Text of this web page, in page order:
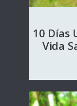
10 Días
Vida